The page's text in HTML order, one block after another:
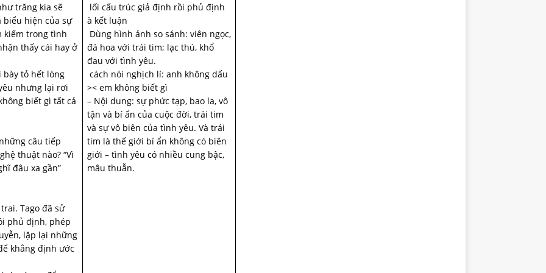
trăng kia sẽ
biểu hiện của sự
kiếm trong tình
thấy cái hay ở
bày tỏ hết lòng
nhưng lại rơi
biết gì tất cả
câu tiếp
thuật nào? “Vì
đâu xa gần”
Tago đã sử
phủ định, phép
lặp lại những
khẳng định ước
 lối cấu trúc giả định rồi phủ định
à kết luận
 Dùng hình ảnh so sánh: viên ngọc,
đá hoa với trái tim; lạc thú, khổ
đau với tình yêu.
 cách nói nghịch lí: anh không dấu
>< em không biết gì
– Nội dung: sự phức tạp, bao la, vô
tận và bí ẩn của cuộc đời, trái tim
và sự vô biên của tình yêu. Và trái
tim là thế giới bí ẩn không có biên
giới – tình yêu có nhiều cung bậc,
mâu thuẫn.